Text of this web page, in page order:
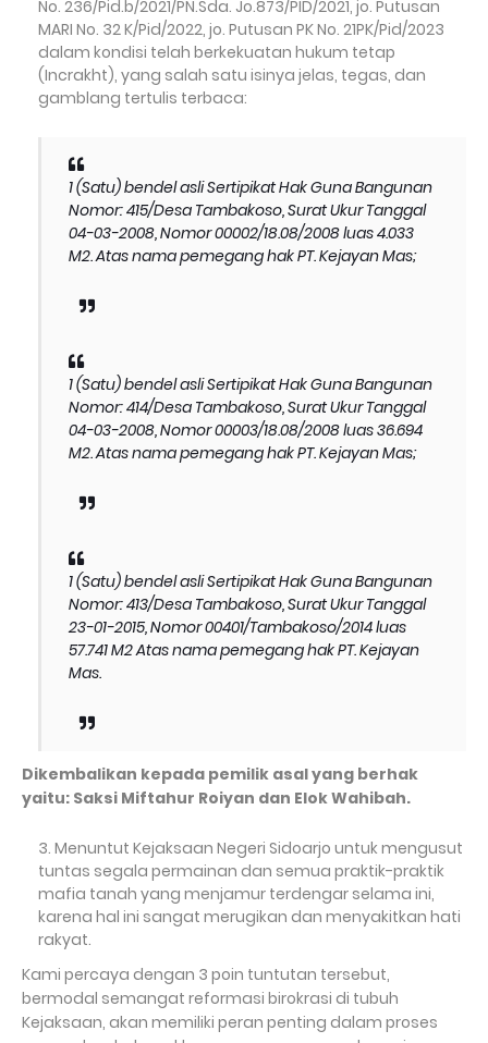
No. 236/Pid.b/2021/PN.Sda. Jo.873/PID/2021, jo. Putusan
MARI No. 32 K/Pid/2022, jo. Putusan PK No. 21PK/Pid/2023
dalam kondisi telah berkekuatan hukum tetap
(Incrakht), yang salah satu isinya jelas, tegas, dan
gamblang tertulis terbaca:
1 (Satu) bendel asli Sertipikat Hak Guna Bangunan
Nomor: 415/Desa Tambakoso, Surat Ukur Tanggal
04-03-2008, Nomor 00002/18.08/2008 luas 4.033
M2. Atas nama pemegang hak PT. Kejayan Mas;
1 (Satu) bendel asli Sertipikat Hak Guna Bangunan
Nomor: 414/Desa Tambakoso, Surat Ukur Tanggal
04-03-2008, Nomor 00003/18.08/2008 luas 36.694
M2. Atas nama pemegang hak PT. Kejayan Mas;
1 (Satu) bendel asli Sertipikat Hak Guna Bangunan
Nomor: 413/Desa Tambakoso, Surat Ukur Tanggal
23-01-2015, Nomor 00401/Tambakoso/2014 luas
57.741 M2 Atas nama pemegang hak PT. Kejayan
Mas.
Dikembalikan kepada pemilik asal yang berhak
yaitu: Saksi Miftahur Roiyan dan Elok Wahibah.
Menuntut Kejaksaan Negeri Sidoarjo untuk mengusut
tuntas segala permainan dan semua praktik-praktik
mafia tanah yang menjamur terdengar selama ini,
karena hal ini sangat merugikan dan menyakitkan hati
rakyat.
Kami percaya dengan 3 poin tuntutan tersebut,
bermodal semangat reformasi birokrasi di tubuh
Kejaksaan, akan memiliki peran penting dalam proses